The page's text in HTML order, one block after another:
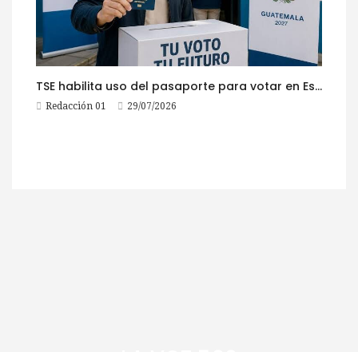
TSE habilita uso del pasaporte para votar en Estados Unidos
Redacción 01 29/07/2026